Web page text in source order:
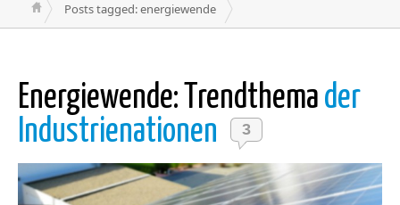
Posts tagged: energiewende
Energiewende: Trendthema der
Industrienationen
3